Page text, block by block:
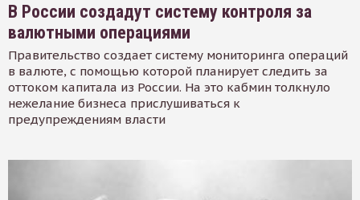
В России создадут систему контроля за
валютными операциями
Правительство создает систему мониторинга операций
в валюте, с помощью которой планирует следить за
оттоком капитала из России. На это кабмин толкнуло
нежелание бизнеса прислушиваться к
предупреждениям власти